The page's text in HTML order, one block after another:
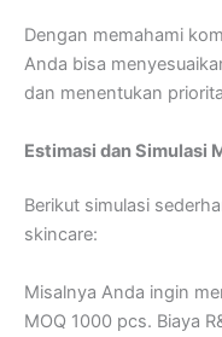
Dengan memahami
Anda bisa
dan menentukan
Estimasi dan Simulasi
Berikut simulasi
skincare:
Misalnya Anda ingin
MOQ 1000 pcs. Biaya